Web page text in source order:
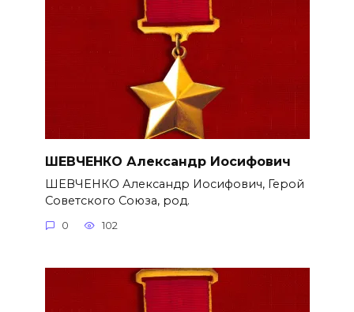
ШЕВЧЕНКО Александр Иосифович
ШЕВЧЕНКО Александр Иосифович, Герой
Советского Союза, род.
0 102